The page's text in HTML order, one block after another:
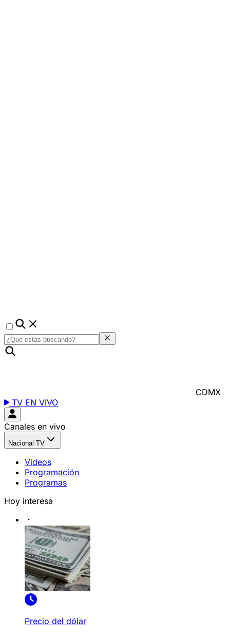
CDMX
TV EN VIVO
Canales en vivo
Nacional TV
Videos
Programación
Programas
Hoy interesa
Precio del dólar